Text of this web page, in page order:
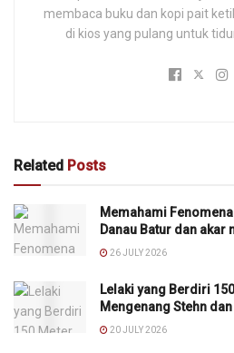
membaca buku dan kopi pait
di kios yang pulang untuk
Related Posts
Memahami
Danau Batur dan akar
26 JULY 2026
Lelaki yang Berdiri
Mengenang Stehn
20 JULY 2026